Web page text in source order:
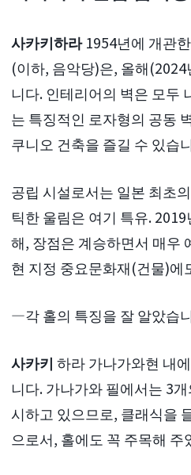
사카키하라1954년에 개관
(이하, 음악당)은, 올해
니다. 인테리어의 벽은 모두
는 특징적인 로자형의 공동
쿠니오 건축을 즐길 수 있습
공립 시설로서는 일본 최초
틱한 울림은 여기 특유.
해, 장점은 계승하면서 매우
현 지정 중요문화재(건물)에
―각 홀의 특징을 잘 알았습
사카키 하라 가나가와현 내
니다. 가나가와 필에서는 3
시하고 있으므로, 클래식을
으로서, 홀에도 꼭 주목해 주